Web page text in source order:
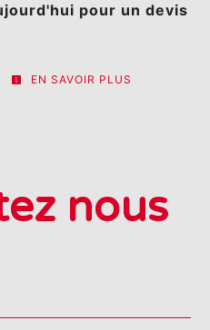
pour un devis
EN SAVOIR PLUS
nous